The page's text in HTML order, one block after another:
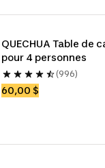
QUECHUA Table de
pour 4 personnes
(996)
60,00 $